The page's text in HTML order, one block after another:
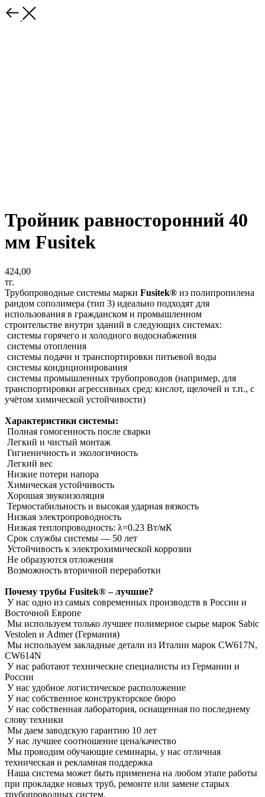
Тройник равносторонний 40
мм Fusitek
424,00
тг.
Трубопроводные системы марки Fusitek® из полипропилена
рандом сополимера (тип 3) идеально подходят для
использования в гражданском и промышленном
строительстве внутри зданий в следующих системах:
системы горячего и холодного водоснабжения
системы отопления
системы подачи и транспортировки питьевой воды
системы кондиционирования
системы промышленных трубопроводов (например, для
транспортировки агрессивных сред: кислот, щелочей и т.п., с
учётом химической устойчивости)
Характеристики системы:
Полная гомогенность после сварки
Легкий и чистый монтаж
Гигиеничность и экологичность
Легкий вес
Низкие потери напора
Химическая устойчивость
Хорошая звукоизоляция
Термостабильность и высокая ударная вязкость
Низкая электропроводность
Низкая теплопроводность: λ=0.23 Вт/мК
Срок службы системы ― 50 лет
Устойчивость к электрохимической коррозии
Не образуются отложения
Возможность вторичной переработки
Почему трубы Fusitek® – лучшие?
У нас одно из самых современных производств в России и
Восточной Европе
Мы используем только лучшее полимерное сырье марок Sabic
Vestolen и Admer (Германия)
Мы используем закладные детали из Италии марок CW617N,
CW614N
У нас работают технические специалисты из Германии и
России
У нас удобное логистическое расположение
У нас собственное конструкторское бюро
У нас собственная лаборатория, оснащенная по последнему
слову техники
Мы даем заводскую гарантию 10 лет
У нас лучшее соотношение цена/качество
Мы проводим обучающие семинары, у нас отличная
техническая и рекламная поддержка
Наша система может быть применена на любом этапе работы
при прокладке новых труб, ремонте или замене старых
трубопроводных систем.